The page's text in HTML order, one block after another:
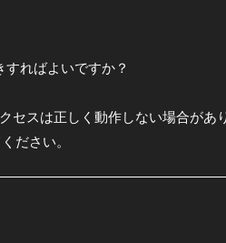
ればよいですか？
スは正しく動作しない場合があ
ださい。